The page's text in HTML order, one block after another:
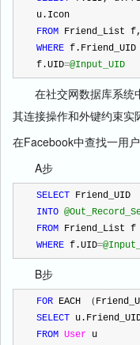
u.Icon
FROM Friend_List
WHERE f.Friend_UID
f.UID=@Input_UID
在社交网数据库系统
其连接操作和外键约束实
在Facebook中查找一用
A步
SELECT Friend_UID
INTO
FROM Friend_List f
WHERE f.UID=
B步
FOR EACH （
SELECT
FROM User u